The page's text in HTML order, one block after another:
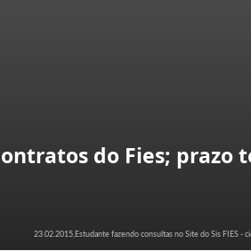
do Fies; prazo
23.02.2015,Estudante fazendo consultas no Site do Sis FIES -